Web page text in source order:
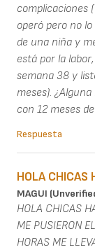
complicaciones
operó pero no
de una niña y
está por la
semana 38 y
meses).
con 12 meses
Respuesta
HOLA CHICAS
MAGUI
HOLA CHICAS
ME PUSIERON
HORAS ME